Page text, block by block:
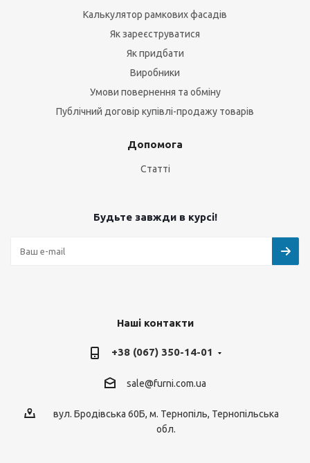
Калькулятор рамкових фасадів
Як зареєструватися
Як придбати
Виробники
Умови повернення та обміну
Публічний договір купівлі-продажу товарів
Допомога
Статті
Будьте завжди в курсі!
Наші контакти
+38 (067) 350-14-01
sale@furni.com.ua
вул. Бродівська 60Б, м. Тернопіль, Тернопільська
обл.